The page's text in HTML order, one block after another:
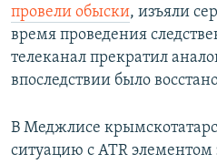
провели обыски, изъяли
время проведения
телеканал прекратил
впоследствии было
В Меджлисе
ситуацию с ATR